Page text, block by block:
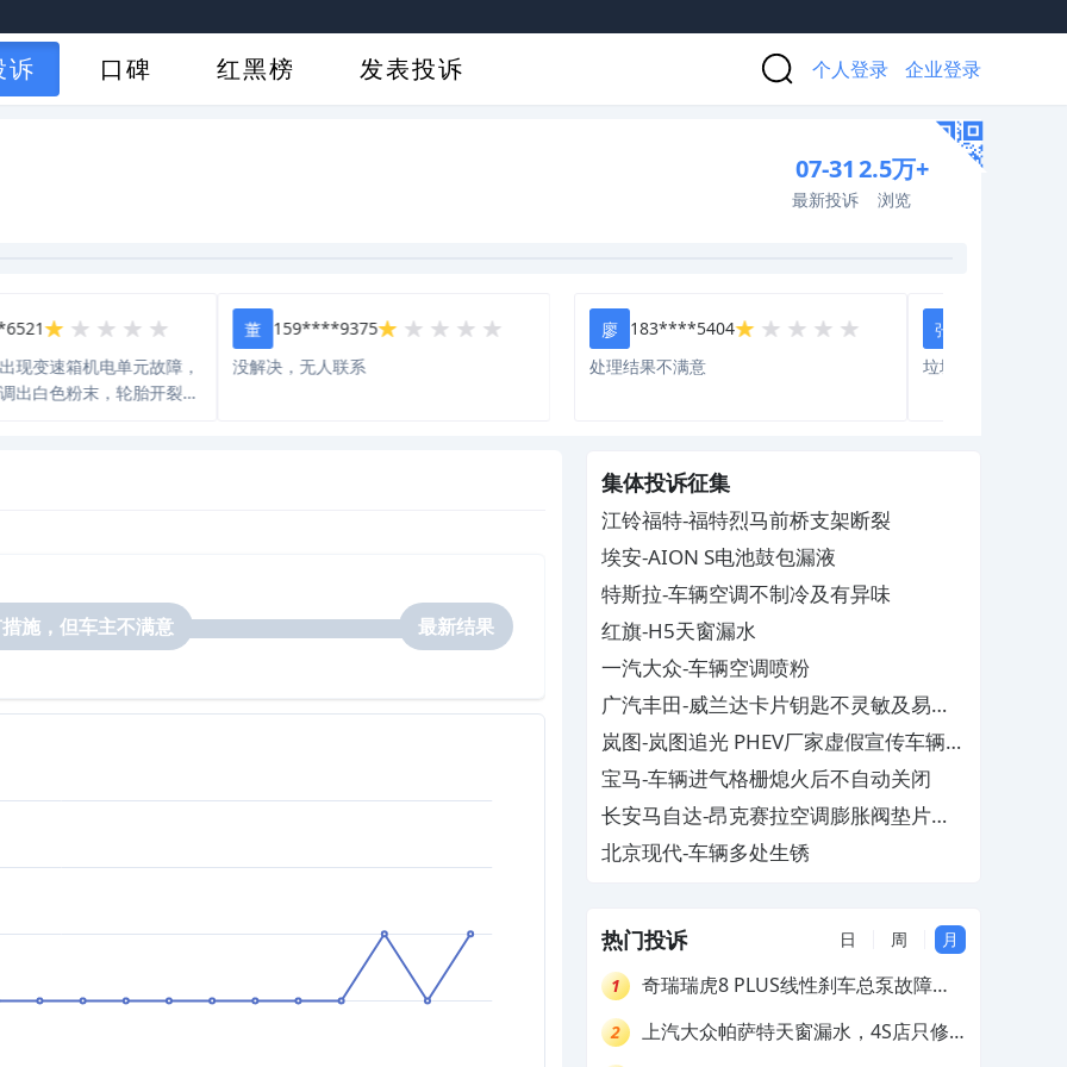
诉 口碑 红黑榜 发表投诉 个人登录 企业登录
07-31
最新投诉
2.5万+
浏览
速箱机电单元故障，
色粉末，轮胎开裂等
159****9375
没解决，无人联系
183****5404
处理结果不满意
132****3713
施，但车主不满意 最新结果
集体投诉征集
江铃福特-福特烈马前桥支架断裂
埃安-AION S电池鼓包漏液
特斯拉-车辆空调不制冷及有异味
红旗-H5天窗漏水
一汽大众-车辆空调喷粉
广汽丰田-威兰达卡片钥匙不灵敏及易消
磁
岚图-岚图追光 PHEV厂家虚假宣传车辆配
置与功能
宝马-车辆进气格栅熄火后不自动关闭
长安马自达-昂克赛拉空调膨胀阀垫片生
锈
北京现代-车辆多处生锈
热门投诉 日 周 月
1
奇瑞瑞虎8 PLUS线性刹车总泵故障，
2
上汽大众帕萨特天窗漏水，4S店只修